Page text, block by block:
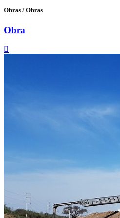
Obras / Obras
Obra